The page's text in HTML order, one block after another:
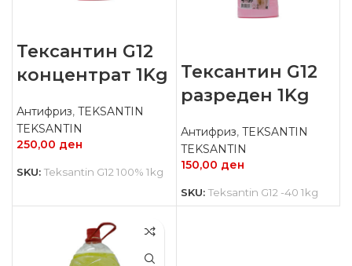
Тексантин G12
концентрат 1Kg
Антифриз, TEKSANTIN
TEKSANTIN
250,00 ден
SKU: Teksantin G12 100% 1kg
Тексантин G12
разреден 1Kg
Антифриз, TEKSANTIN
TEKSANTIN
150,00 ден
SKU: Teksantin G12 -40 1kg